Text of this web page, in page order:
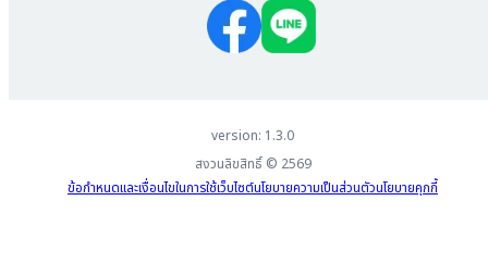
version: 1.3.0
สงวนลิขสิทธิ์ © 2569
ข้อกำหนดและเงื่อนไขในการใช้เว็บไซต์นโยบายความเป็นส่วนตัวนโยบายคุกกี้